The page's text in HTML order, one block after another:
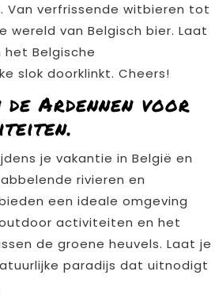
Van verfrissende witbieren tot
wereld van Belgisch bier. Laat
Belgische
slok doorklinkt. Cheers!
Ardennen voor
je vakantie in België en
rivieren en
een ideale omgeving
activiteiten en het
de groene heuvels. Laat je
paradijs dat uitnodigt